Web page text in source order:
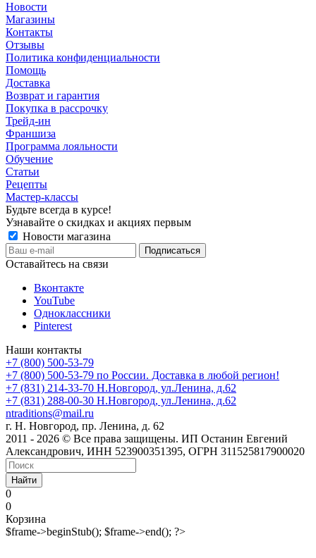
Новости
Магазины
Контакты
Отзывы
Политика конфиденциальности
Помощь
Доставка
Возврат и гарантия
Покупка в рассрочку
Трейд-ин
Франшиза
Программа лояльности
Обучение
Статьи
Рецепты
Мастер-классы
Будьте всегда в курсе!
Узнавайте о скидках и акциях первым
Новости магазина
Оставайтесь на связи
Вконтакте
YouTube
Одноклассники
Pinterest
Наши контакты
+7 (800) 500-53-79
+7 (800) 500-53-79 по России. Доставка в любой регион!
+7 (831) 214-33-70 Н.Новгород, ул.Ленина, д.62
+7 (831) 288-00-30 Н.Новгород, ул.Ленина, д.62
ntraditions@mail.ru
г. Н. Новгород, пр. Ленина, д. 62
2011 - 2026 © Все права защищены. ИП Останин Евгений
Александрович, ИНН 523900351395, ОГРН 311525817900020
Найти
0
0
Корзина
$frame->beginStub(); $frame->end(); ?>